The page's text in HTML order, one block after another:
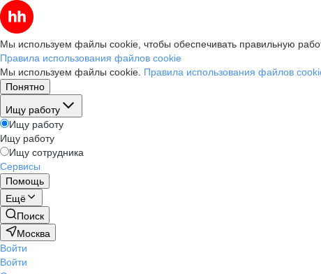
Мы используем файлы cookie, чтобы обеспечивать правильную
Правила использования файлов cookie
Мы используем файлы cookie. Правила использования файлов
Понятно
Ищу работу
Ищу работу
Ищу работу
Ищу сотрудника
Сервисы
Помощь
Ещё
Поиск
Москва
Войти
Войти